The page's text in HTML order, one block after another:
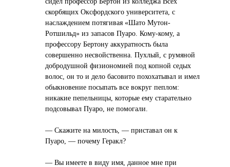
скорбящих Оксфордского университета, с
наслаждением потягивая «Шато Мутон-
Ротшильд» из запасов Пуаро. Кому-кому, а
профессору Бертону аккуратность была
совершенно несвойственна. Пухлый, с румяной
добродушной физиономией под копной седых
волос, он то и дело басовито похохатывал и имел
обыкновение посыпать все вокруг пеплом:
никакие пепельницы, которые ему старательно
подсовывал Пуаро, не помогали.
— Скажите на милость, — приставал он к
Пуаро, — почему Геракл?
— Вы имеете в виду имя, данное мне при